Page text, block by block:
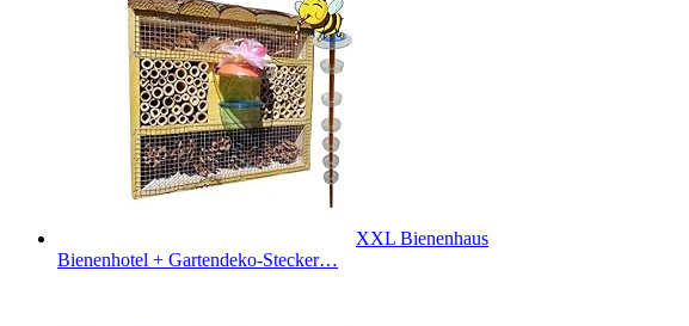
XXL Bienenhaus
Bienenhotel + Gartendeko-Stecker…